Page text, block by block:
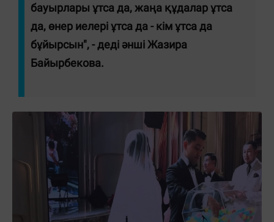
бауырлары ұтса да, жаңа құдалар ұтса
да, өнер иелері ұтса да - кім ұтса да
бұйырсын", - деді әнші Жазира
Байырбекова.